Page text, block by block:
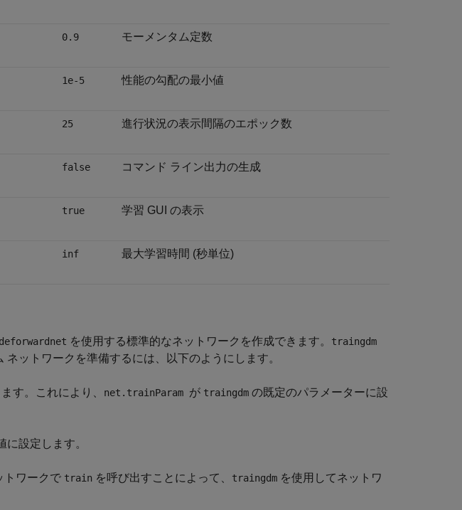
0.9 モーメンタム定数
1e-5 性能の勾配の最小値
25 進行状況の表示間隔のエポック数
false コマンド ライン出力の生成
true 学習 GUI の表示
inf 最大学習時間 (秒単位)
を使用する標準的なネットワークを作成できます。 traingdm
ットワークを準備するには、以下のようにします。
す。これにより、 net.trainParam が traingdm の既定のパラメーターに設
に設定します。
トワークで train を呼び出すことによって、 traingdm を使用してネットワ